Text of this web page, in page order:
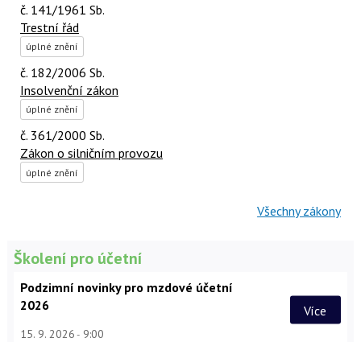
č. 141/1961 Sb.
Trestní řád
úplné znění
č. 182/2006 Sb.
Insolvenční zákon
úplné znění
č. 361/2000 Sb.
Zákon o silničním provozu
úplné znění
Všechny zákony
Školení pro účetní
Podzimní novinky pro mzdové účetní
2026
15. 9. 2026 9:00
Více